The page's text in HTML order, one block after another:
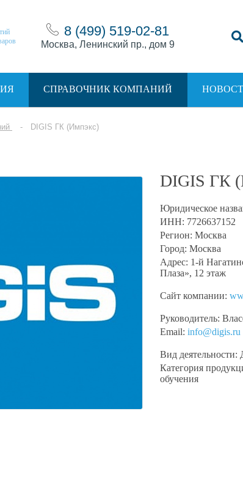
8 (499) 519-02-81
Москва, Ленинский пр., дом 9
СПРАВОЧНИК КОМПАНИЙ
DIGIS ГК (Импэкс)
DIGIS ГК
Юридическое
ИНН: 7726637152
Регион: Москва
Город: Москва
Адрес: 1-й
Плаза», 12 этаж
Сайт компании:
Руководитель:
Email: info@digis.ru
Вид деятельности:
Категория
обучения